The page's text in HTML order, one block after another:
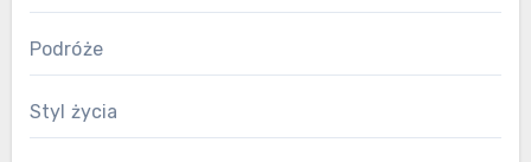
Podróże
Styl życia